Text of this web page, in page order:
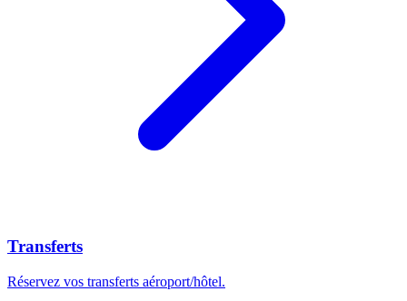
Transferts
Réservez vos transferts aéroport/hôtel.